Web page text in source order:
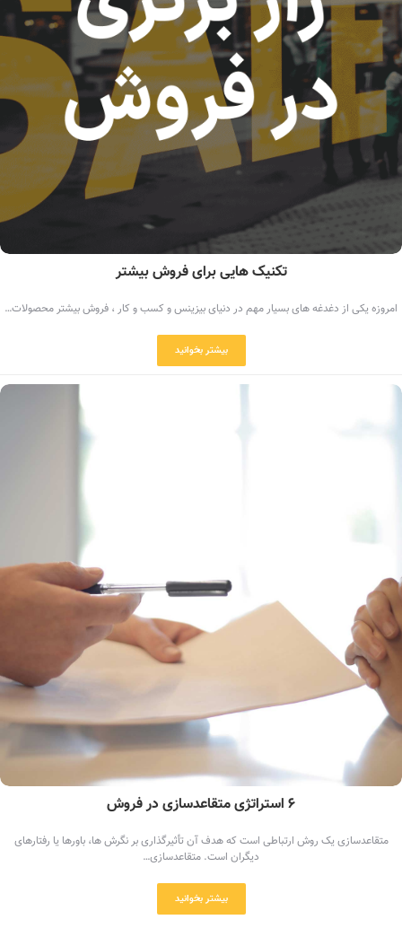
تکنیک هایی برای فروش بیشتر
امروزه یکی از دغدغه های بسیار مهم در دنیای بیزینس و کسب و کار ، فروش بیشتر محصولات…
بیشتر بخوانید
۶ استراتژی متقاعدسازی در فروش
متقاعدسازی یک روش ارتباطی است که هدف آن تأثیرگذاری بر نگرش ها، باورها یا رفتارهای
دیگران است. متقاعدسازی…
بیشتر بخوانید